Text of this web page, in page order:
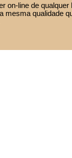
on-line de qualquer
mesma qualidade